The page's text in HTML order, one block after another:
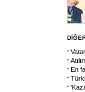
En